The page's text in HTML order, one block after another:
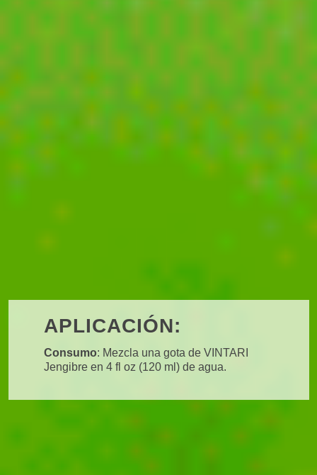
APLICACIÓN:
Consumo: Mezcla una gota de VINTARI
Jengibre en 4 fl oz (120 ml) de agua.